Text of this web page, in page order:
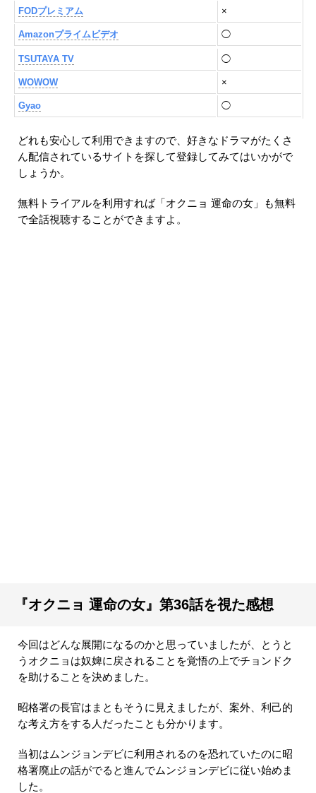
FODプレミアム ×
Amazonプライムビデオ ◯
TSUTAYA TV ◯
WOWOW ×
Gyao ◯
どれも安心して利用できますので、好きなドラマがたくさ
ん配信されているサイトを探して登録してみてはいかがで
しょうか。
無料トライアルを利用すれば「オクニョ 運命の女」も無料
で全話視聴することができますよ。
『オクニョ 運命の女』第36話を視た感想
今回はどんな展開になるのかと思っていましたが、とうと
うオクニョは奴婢に戻されることを覚悟の上でチョンドク
を助けることを決めました。
昭格署の長官はまともそうに見えましたが、案外、利己的
な考え方をする人だったことも分かります。
当初はムンジョンデビに利用されるのを恐れていたのに昭
格署廃止の話がでると進んでムンジョンデビに従い始めま
した。